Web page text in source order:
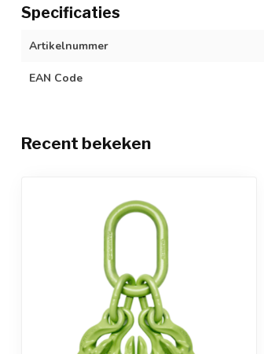
Specificaties
Artikelnummer
EAN Code
Recent bekeken